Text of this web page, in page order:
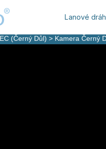
Lanové
(Černý Důl) > Kamera Černý